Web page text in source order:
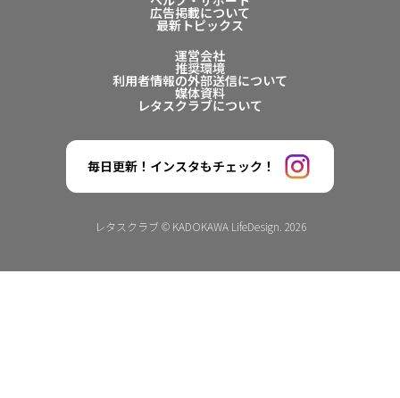
広告掲載について
最新トピックス
運営会社
推奨環境
利用者情報の外部送信について
媒体資料
レタスクラブについて
毎日更新！インスタもチェック！
レタスクラブ © KADOKAWA LifeDesign. 2026